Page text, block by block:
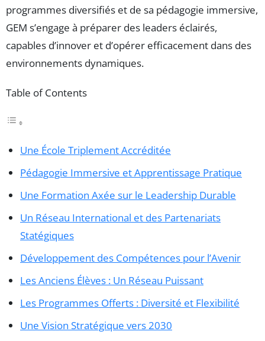
programmes diversifiés et de sa pédagogie immersive,
GEM s’engage à préparer des leaders éclairés,
capables d’innover et d’opérer efficacement dans des
environnements dynamiques.
Table of Contents
Une École Triplement Accréditée
Pédagogie Immersive et Apprentissage Pratique
Une Formation Axée sur le Leadership Durable
Un Réseau International et des Partenariats
Statégiques
Développement des Compétences pour l’Avenir
Les Anciens Élèves : Un Réseau Puissant
Les Programmes Offerts : Diversité et Flexibilité
Une Vision Stratégique vers 2030